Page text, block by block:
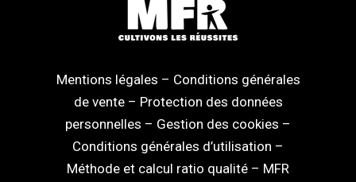
Mentions légales – Conditions générales
de vente– Protection des données
personnelles – Gestion des cookies –
Conditions générales d’utilisation –
Méthode et calcul ratio qualité – MFR